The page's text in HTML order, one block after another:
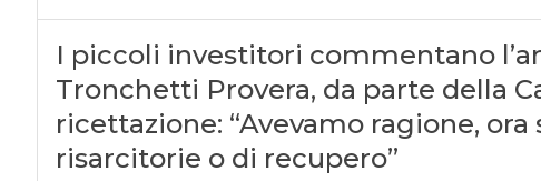
I piccoli investitori commentano
Tronchetti Provera, da parte della
ricettazione: “Avevamo ragione,
risarcitorie o di recupero”